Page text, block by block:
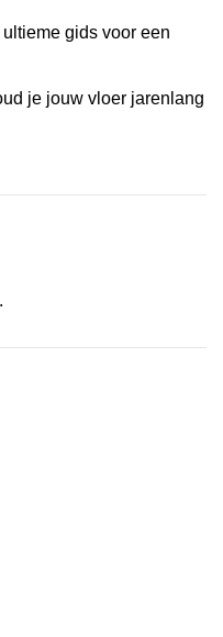
gids voor een
je jouw vloer jarenlang